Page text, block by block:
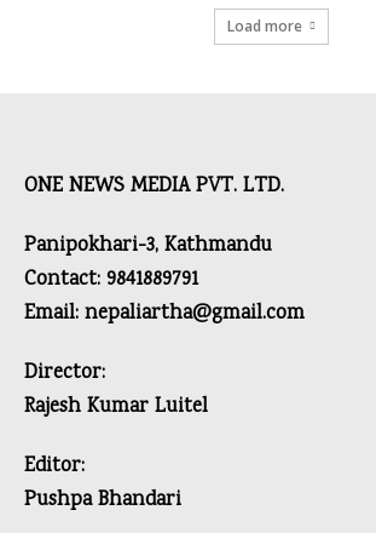
Load more
ONE NEWS MEDIA PVT. LTD.
Panipokhari-3, Kathmandu
Contact: 9841889791
Email: nepaliartha@gmail.com
Director:
Rajesh Kumar Luitel
Editor:
Pushpa Bhandari